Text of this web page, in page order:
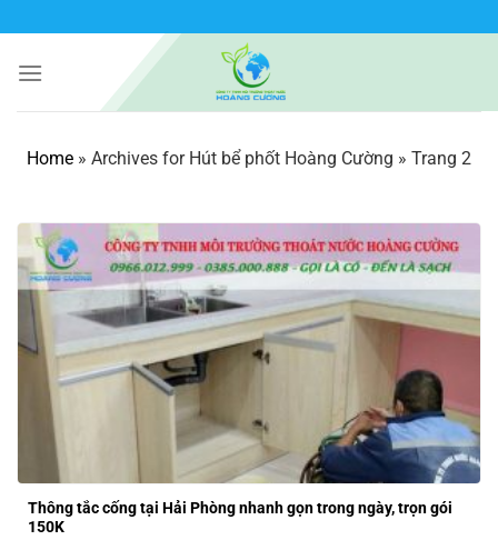
qua
nội
Home » Archives for Hút bể phốt Hoàng Cường » Trang 2
Thông tắc cống tại Hải Phòng nhanh gọn trong ngày, trọn gói
150K